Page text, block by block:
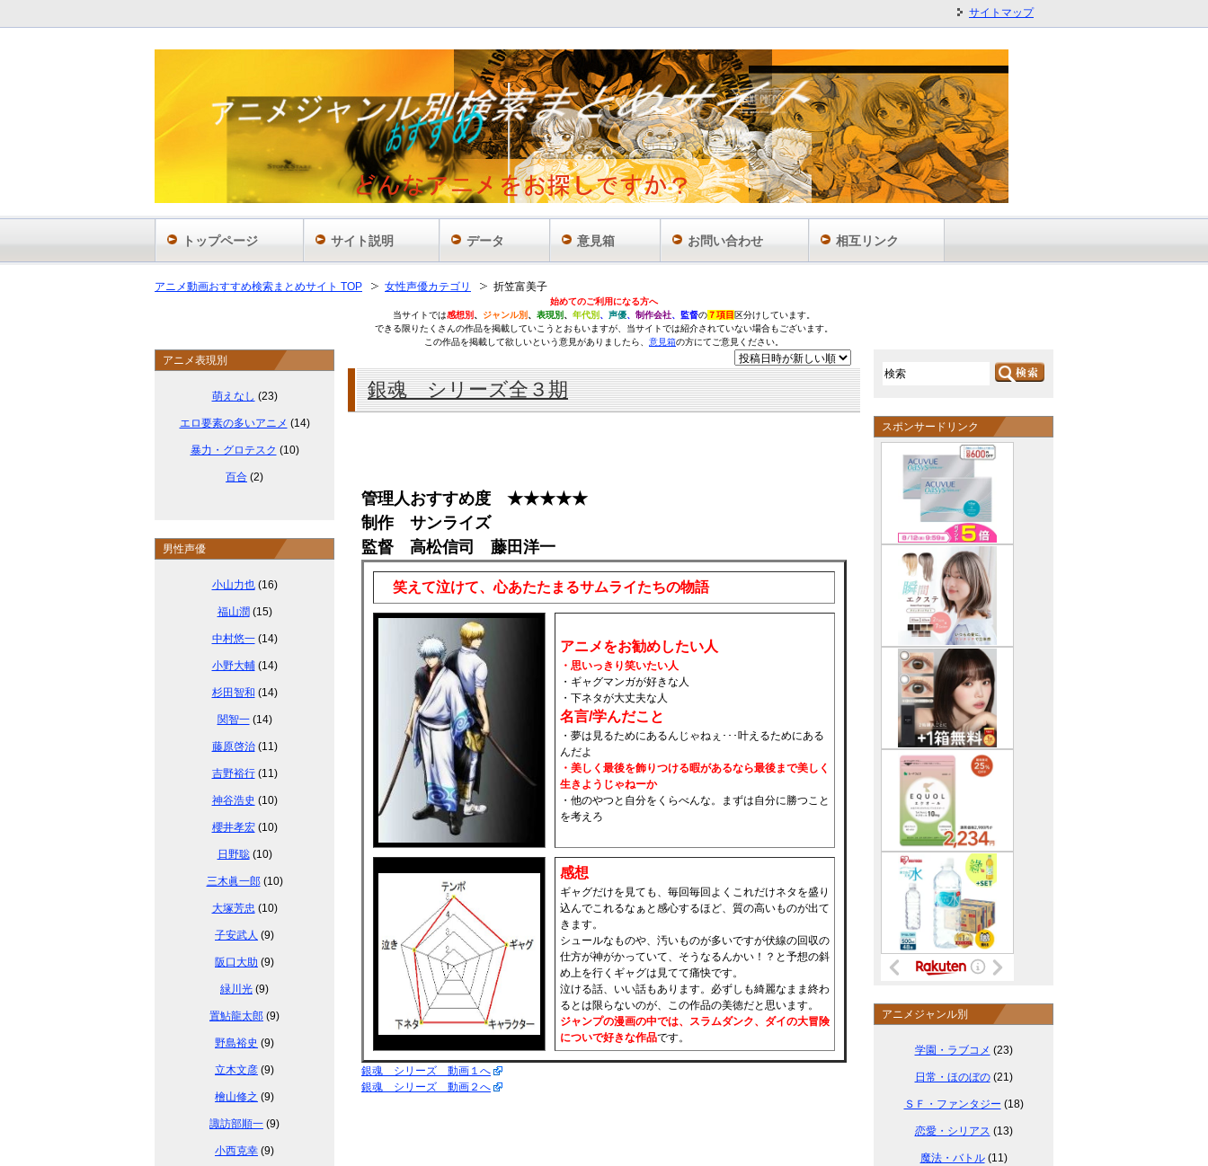
アニメ動画おすすめ検索まとめサイト TOP 女性声優カテゴリ 折笠富美子
始めてのご利用になる方へ
当サイトでは感想別 、 ジャンル別 、 表現別 、 年代別 、 声優、 制作会社、監督の７項目 区分けしています。
できる限りたくさんの作品を掲載していこうとおもいますが、当サイトでは紹介されていない場合もございます。
この作品を掲載して欲しいという意見がありましたら、 意見箱の方にてご意見ください。
銀魂 シリーズ全３期
管理人おすすめ度 ★★★★★
制作 サンライズ
監督 高松信司 藤田洋一
笑えて泣けて、心あたたまるサムライたちの物語
アニメをお勧めしたい人
・思いっきり笑いたい人
・ギャグマンガが好きな人
・下ネタが大丈夫な人
名言/学んだこと
・夢は見るためにあるんじゃねぇ･･･叶えるためにある
んだよ
・美しく最後を飾りつける暇があるなら最後まで美しく
生きようじゃねーか
・他のやつと自分をくらべんな。まずは自分に勝つこと
を考えろ
感想
ギャグだけを見ても、毎回毎回よくこれだけネタを盛り
込んでこれるなぁと感心するほど、質の高いものが出て
きます。
シュールなものや、汚いものが多いですが伏線の回収の
仕方が神がかっていて、そうなるんかい！？と予想の斜
め上を行くギャグは見てて痛快です。
泣ける話、いい話もあります。必ずしも綺麗なまま終わ
るとは限らないのが、この作品の美徳だと思います。
ジャンプの漫画の中では、スラムダンク、ダイの大冒険
についで好きな作品です。
銀魂 シリーズ 動画１へ
銀魂 シリーズ 動画２へ
アニメ表現別
萌えなし (23)
エロ要素の多いアニメ (14)
暴力・グロテスク (10)
百合 (2)
男性声優
小山力也(16)
福山潤 (15)
中村悠一(14)
小野大輔(14)
杉田智和 (14)
関智一(14)
藤原啓治(11)
吉野裕行(11)
神谷浩史 (10)
櫻井孝宏(10)
日野聡(10)
三木眞一郎(10)
大塚芳忠 (10)
子安武人 (9)
阪口大助 (9)
緑川光 (9)
置鮎龍太郎 (9)
野島裕史 (9)
立木文彦 (9)
檜山修之 (9)
諏訪部順一 (9)
小西克幸 (9)
スポンサードリンク
アニメジャンル別
学園・ラブコメ (23)
日常・ほのぼの(21)
ＳＦ・ファンタジー (18)
恋愛・シリアス (13)
魔法・バトル(11)
サイトマップ
トップページ サイト説明 データ 意見箱 お問い合わせ 相互リンク